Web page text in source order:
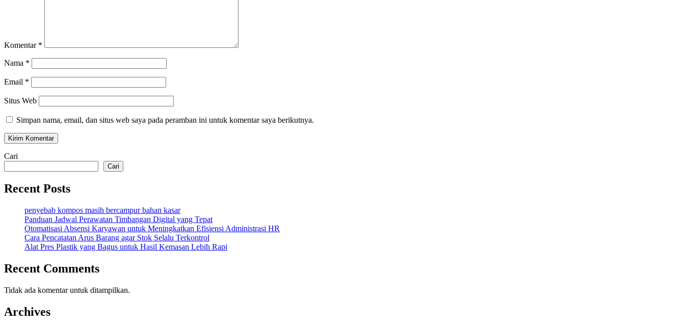
Komentar *
Nama *
Email *
Situs Web
Simpan nama, email, dan situs web saya pada peramban ini untuk komentar saya berikutnya.
Cari
Cari
Recent Posts
penyebab kompos masih bercampur bahan kasar
Panduan Jadwal Perawatan Timbangan Digital yang Tepat
Otomatisasi Absensi Karyawan untuk Meningkatkan Efisiensi Administrasi HR
Cara Pencatatan Arus Barang agar Stok Selalu Terkontrol
Alat Pres Plastik yang Bagus untuk Hasil Kemasan Lebih Rapi
Recent Comments
Tidak ada komentar untuk ditampilkan.
Archives